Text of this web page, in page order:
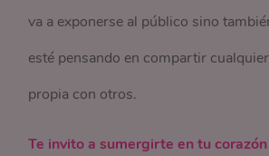
va a exponerse al público sino
esté pensando en compartir
propia con otros.
Te invito a sumergirte en tu